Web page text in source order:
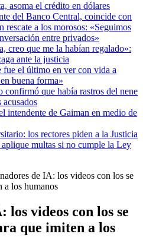
asoma el crédito en dólares
del Banco Central, coincide con
rescate a los morosos: «Seguimos
entre privados»
creo que me la habían regalado»:
ante la justicia
fue el último en ver con vida a
buena forma»
que había rastros del nene
acusados
intendente de Gaiman en medio de
los rectores piden a la Justicia
multas si no cumple la Ley
de IA: los videos con los se
a los humanos
videos con los se
que imiten a los